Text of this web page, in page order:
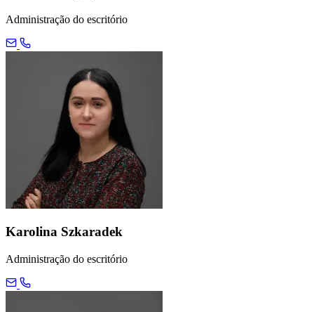
Administração do escritório
Karolina Szkaradek
Administração do escritório